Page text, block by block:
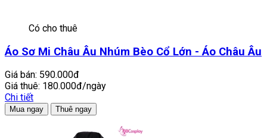
Có cho thuê
Áo Sơ Mi Châu Âu Nhúm Bèo Cổ Lớn - Áo Châu Âu
Giá bán: 590.000đ
Giá thuê: 180.000đ/ngày
Chi tiết
Mua ngay Thuê ngay